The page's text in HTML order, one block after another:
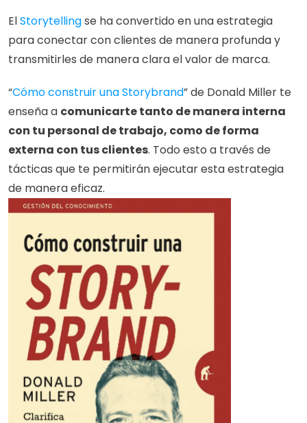
El Storytelling se ha convertido en una estrategia
para conectar con clientes de manera profunda y
transmitirles de manera clara el valor de marca.
“Cómo construir una Storybrand” de Donald Miller te
enseña a comunicarte tanto de manera interna
con tu personal de trabajo, como de forma
externa con tus clientes. Todo esto a través de
tácticas que te permitirán ejecutar esta estrategia
de manera eficaz.